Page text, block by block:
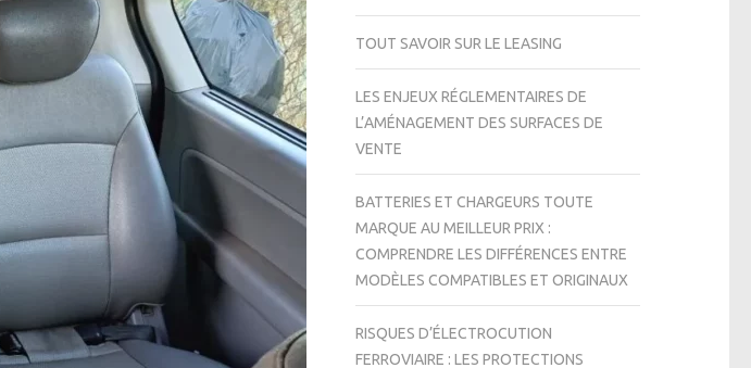
TOUT SAVOIR SUR LE LEASING
LES ENJEUX RÉGLEMENTAIRES DE
L’AMÉNAGEMENT DES SURFACES DE
VENTE
BATTERIES ET CHARGEURS TOUTE
MARQUE AU MEILLEUR PRIX :
COMPRENDRE LES DIFFÉRENCES ENTRE
MODÈLES COMPATIBLES ET ORIGINAUX
RISQUES D’ÉLECTROCUTION
FERROVIAIRE : LES PROTECTIONS